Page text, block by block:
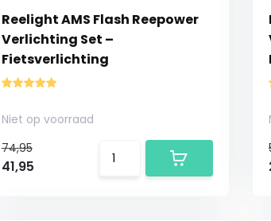
Reelight AMS Flash Reepower
Verlichting Set –
Fietsverlichting
Niet op voorraad
74,95
41,95